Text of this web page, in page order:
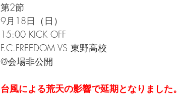
第2節
9月18日（日）
15:00 KICK OFF
F.C.FREEDOM VS 東野高校
@会場非公開
台風による荒天の影響で延期となりました。